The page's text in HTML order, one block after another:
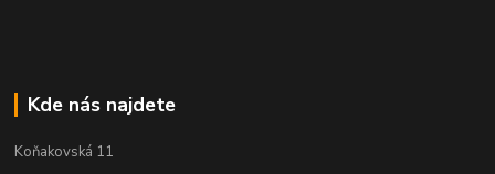
Kde nás najdete
Koňakovská 11